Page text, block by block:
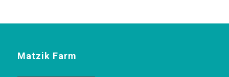
Matzik Farm